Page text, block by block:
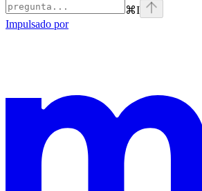
⌘I
Impulsado por